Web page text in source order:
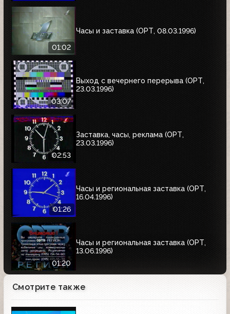
01:02
Часы и заставка (ОРТ, 08.03.1996)
03:07
Выход с вечернего перерыва (ОРТ,
23.03.1996)
02:53
Заставка, часы, реклама (ОРТ,
23.03.1996)
01:26
Часы и региональная заставка (ОРТ,
16.04.1996)
01:20
Часы и региональная заставка (ОРТ,
13.06.1996)
Смотрите также